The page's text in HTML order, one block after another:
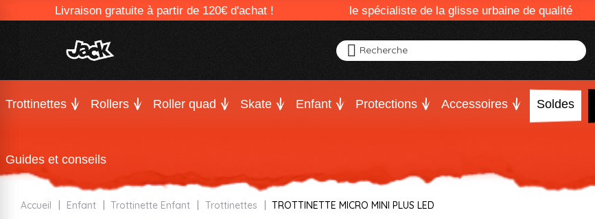
Livraison gratuite à partir de 120€ d'achat ! le spécialiste de la glisse urbaine de qualité
Recherche
Trottinettes Rollers Roller quad Skate Enfant Protections Accessoires Soldes
Guides et conseils
Accueil Enfant Trottinette Enfant Trottinettes TROTTINETTE MICRO MINI PLUS LED